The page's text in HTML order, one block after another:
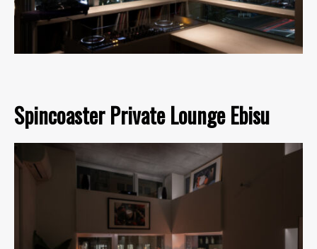
Spincoaster Private Lounge Ebisu